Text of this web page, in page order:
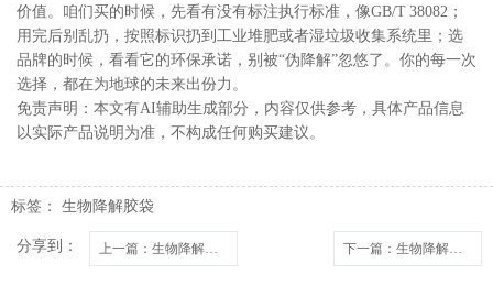
价值。咱们买的时候，先看有没有标注执行标准，像GB/T 38082；
用完后别乱扔，按照标识扔到工业堆肥或者湿垃圾收集系统里；选
品牌的时候，看看它的环保承诺，别被“伪降解”忽悠了。你的每一次
选择，都在为地球的未来出份力。
免责声明：本文有AI辅助生成部分，内容仅供参考，具体产品信息
以实际产品说明为准，不构成任何购买建议。
标签： 生物降解胶袋
分享到： 上一篇 ：生物降解胶袋是怎么做的？5大核心工艺带你一探究竟 下一篇 ：生物降解胶袋：环保新宠背后的利弊权衡与前行方向